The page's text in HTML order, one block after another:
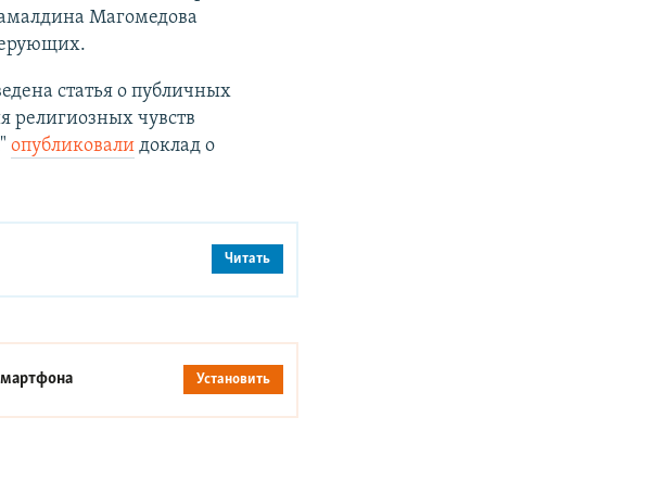
Магомедова
статья о публичных
религиозных чувств
опубликовалидоклад о
Читать
Установить